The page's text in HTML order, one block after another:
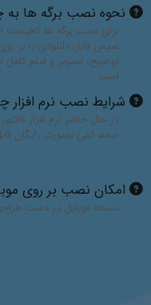
نحوه نصب برگه ها
برای نصب برگه ها کافیست
سپس فایل دانلودی را بر روی
توضیح، تصویر و فیلم
است
شرایط نصب نرم
در حال حاضر نرم افزار
حجم کمی بصورت رایگان
امکان نصب بر روی
نسخه موبایل در دست